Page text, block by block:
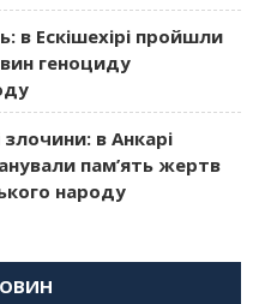
в Ескішехірі пройшли
геноциду
в Анкарі
пам’ять жертв
народу